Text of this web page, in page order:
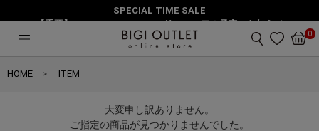
SPECIAL TIME SALE
【重要】BIGI ONLINE STORE リニューアル予定のお知らせ
0
HOME ITEM
大変申し訳ありません。
ご指定の商品が見つかりませんでした。